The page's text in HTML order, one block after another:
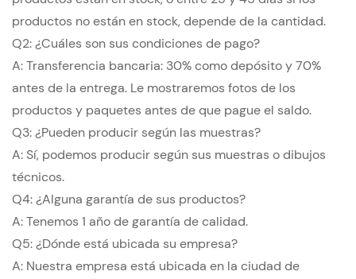
productos no están en stock, depende de la cantidad.
Q2: ¿Cuáles son sus condiciones de pago?
A: Transferencia bancaria: 30% como depósito y 70%
antes de la entrega. Le mostraremos fotos de los
productos y paquetes antes de que pague el saldo.
Q3: ¿Pueden producir según las muestras?
A: Sí, podemos producir según sus muestras o dibujos
técnicos.
Q4: ¿Alguna garantía de sus productos?
A: Tenemos 1 año de garantía de calidad.
Q5: ¿Dónde está ubicada su empresa?
A: Nuestra empresa está ubicada en la ciudad de